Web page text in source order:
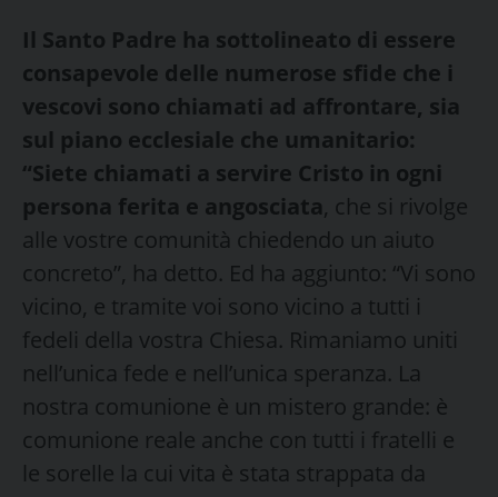
Il Santo Padre ha sottolineato di essere
consapevole delle numerose sfide che i
vescovi sono chiamati ad affrontare, sia
sul piano ecclesiale che umanitario:
“Siete chiamati a servire Cristo in ogni
persona ferita e angosciata, che si rivolge
alle vostre comunità chiedendo un aiuto
concreto”, ha detto. Ed ha aggiunto: “Vi sono
vicino, e tramite voi sono vicino a tutti i
fedeli della vostra Chiesa. Rimaniamo uniti
nell’unica fede e nell’unica speranza. La
nostra comunione è un mistero grande: è
comunione reale anche con tutti i fratelli e
le sorelle la cui vita è stata strappata da